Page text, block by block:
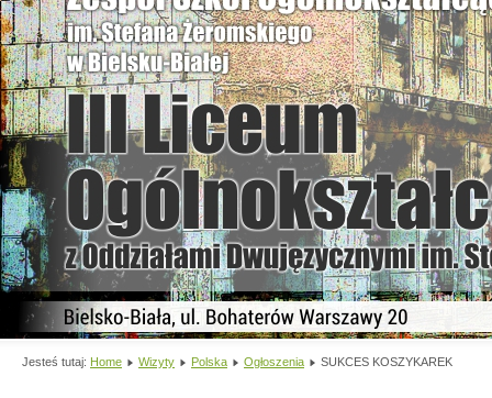
Jesteś tutaj: Home Wizyty Polska Ogłoszenia SUKCES KOSZYKAREK